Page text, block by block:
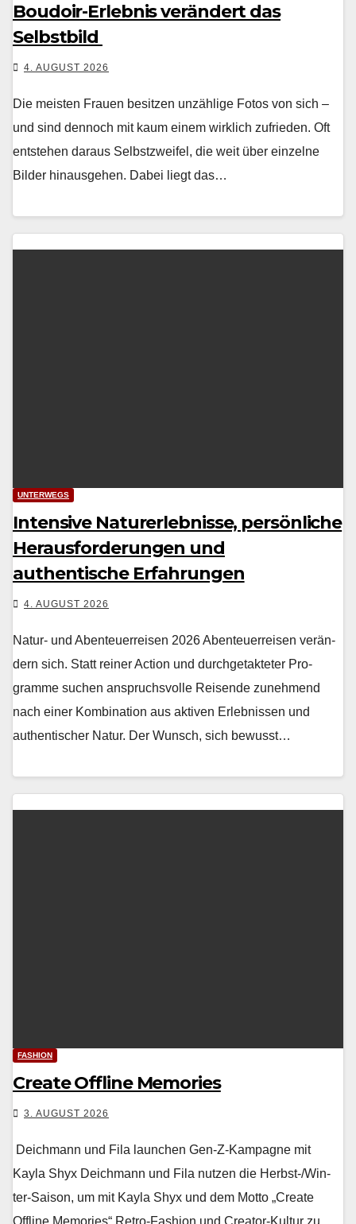
Boudoir-Erlebnis verändert das
Selbstbild
4. AUGUST 2026
Die meis­ten Frauen besitzen unzäh­lige Fotos von sich –
und sind den­noch mit kaum einem wirk­lich zufrieden. Oft
entste­hen daraus Selb­stzweifel, die weit über einzelne
Bilder hin­aus­ge­hen. Dabei liegt das…
UNTERWEGS
Intensive Naturerlebnisse, persönliche
Herausforderungen und
authentische Erfahrungen
4. AUGUST 2026
Natur- und Abenteuerreisen 2026 Aben­teuer­reisen verän­
dern sich. Statt rein­er Action und durchge­tak­teter Pro­
gramme suchen anspruchsvolle Reisende zunehmend
nach ein­er Kom­bi­na­tion aus aktiv­en Erleb­nis­sen und
authen­tis­ch­er Natur. Der Wun­sch, sich bewusst…
FASHION
Create Offline Memories
3. AUGUST 2026
Deichmann und Fila launchen Gen-Z-Kampagne mit
Kayla Shyx Deich­mann und Fila nutzen die Herb­st-/Win­
ter-Sai­son, um mit Kay­la Shyx und dem Mot­to „Cre­ate
Offline Mem­o­ries“ Retro-Fash­ion und Cre­ator-Kul­tur zu